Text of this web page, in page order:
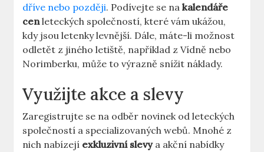
dříve nebo později. Podívejte se nakalendáře
cenleteckých společností, které vám ukážou,
kdy jsou letenky levnější. Dále, máte-li možnost
odletět z jiného letiště, například z Vídně nebo
Norimberku, může to výrazně snížit náklady.
Využijte akce a slevy
Zaregistrujte se na odběr novinek od leteckých
společností a specializovaných webů. Mnohé z
nich nabízejí exkluzivní slevya akční nabídky